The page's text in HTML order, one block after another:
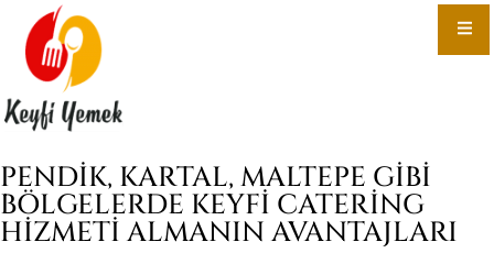
PENDIK, KARTAL, MALTEPE GIBI
BÖLGELERDE KEYFI CATERING
HIZMETI ALMANIN AVANTAJLARI